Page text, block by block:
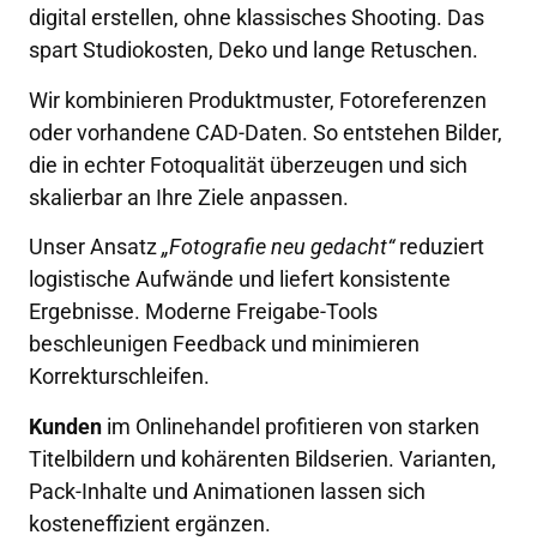
digital erstellen, ohne klassisches Shooting. Das
spart Studiokosten, Deko und lange Retuschen.
Wir kombinieren Produktmuster, Fotoreferenzen
oder vorhandene CAD-Daten. So entstehen Bilder,
die in echter Fotoqualität überzeugen und sich
skalierbar an Ihre Ziele anpassen.
Unser Ansatz„Fotografie neu gedacht“reduziert
logistische Aufwände und liefert konsistente
Ergebnisse. Moderne Freigabe-Tools
beschleunigen Feedback und minimieren
Korrekturschleifen.
Kunden im Onlinehandel profitieren von starken
Titelbildern und kohärenten Bildserien. Varianten,
Pack-Inhalte und Animationen lassen sich
kosteneffizient ergänzen.